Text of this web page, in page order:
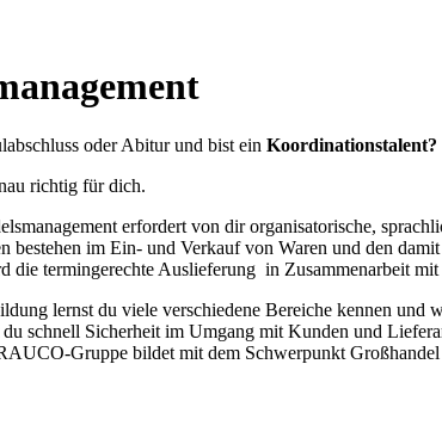
oder Abitur und bist ein Koordinationstalent?
richtig für dich.
erfordert von dir organisatorische,
bestehen im Ein- und Verkauf von Waren und den
die termingerechte Auslieferung in Zusammenarbeit
lernst du viele verschiedene Bereiche kennen
schnell Sicherheit im Umgang mit Kunden und
Gruppe bildet mit dem Schwerpunkt Großhandel